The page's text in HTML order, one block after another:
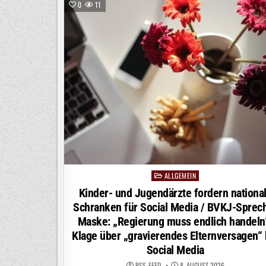
ERZIELT
STARKE
13,4
PROZENT
MARKTANTEIL
0 11
PostedALLGEMEIN
Kinder- und Jugendärzte fordern
Schranken für Social Media / BVKJ-
Maske: „Regierung muss endlich
Klage über „gravierendes Elternversagen“
Social Media